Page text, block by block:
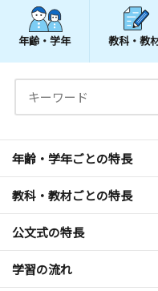
年齢・学年 教科・教
年齢・学年ごとの特長
教科・教材ごとの特長
公文式の特長
学習の流れ